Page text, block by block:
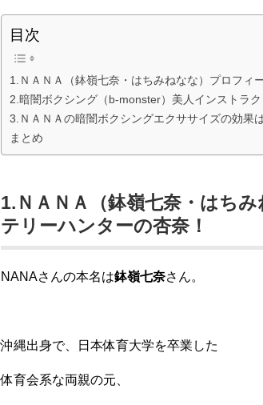
目次
1.ＮＡＮＡ（鉢嶺七奈・はちみねなな）プロフィ
2.暗闇ボクシング（b-monster）美人インストラク
3.ＮＡＮＡの暗闇ボクシングエクササイズの効果
まとめ
1.ＮＡＮＡ（鉢嶺七奈・はち
テリーハンターの杏奈！
NANAさんの本名は鉢嶺七奈さん。
沖縄出身で、日本体育大学を卒業した
体育会系な両親の元、